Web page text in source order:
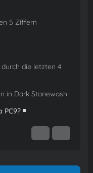
5 Ziffern
die letzten 4
in Dark Stonewash
PC9?